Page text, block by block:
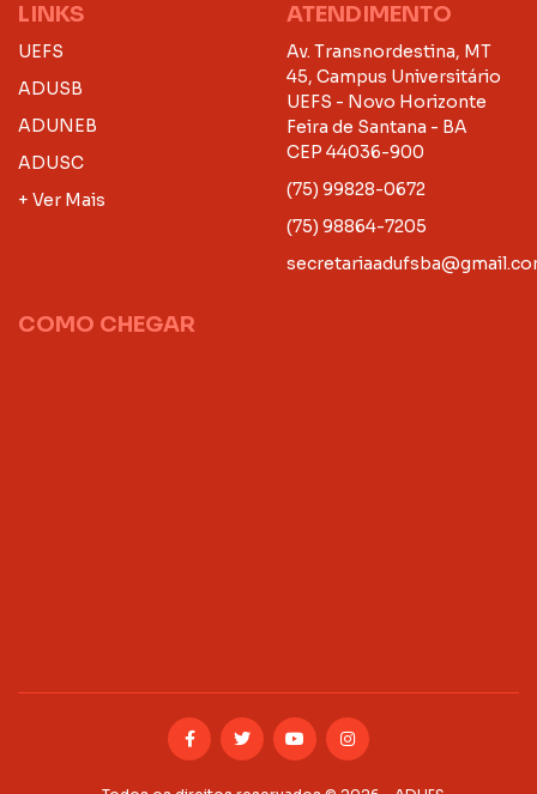
LINKS
UEFS
ADUSB
ADUNEB
ADUSC
+ Ver Mais
COMO CHEGAR
ATENDIMENTO
Av. Transnordestina, MT
45, Campus Universitário
UEFS - Novo Horizonte
Feira de Santana - BA
CEP 44036-900
(75) 99828-0672
(75) 98864-7205